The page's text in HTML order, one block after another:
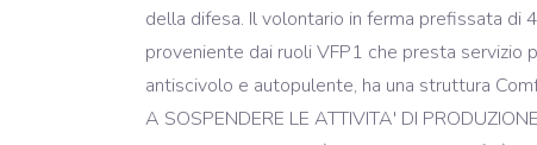
della difesa. Il volontario in ferma prefissata di
proveniente dai ruoli VFP1 che presta servizio
antiscivolo e autopulente, ha una struttura
A SOSPENDERE LE ATTIVITA' DI